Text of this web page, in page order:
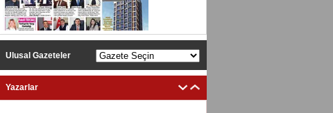
Ulusal Gazeteler
Yazarlar